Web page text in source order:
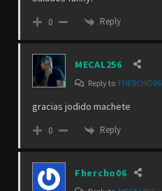
0 Reply
MECAL256
Reply to FHERCHO06
gracias jodido machete
0 Reply
Fhercho06